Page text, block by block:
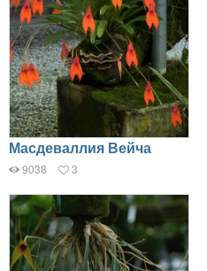
Масдеваллия Вейча
9038 3